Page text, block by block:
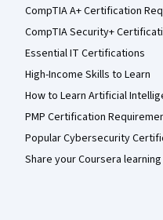
CompTIA A+ Certification
CompTIA Security+
Essential IT Certifications
High-Income Skills to Learn
How to Learn Artificial
PMP Certification
Popular Cybersecurity
Share your Coursera